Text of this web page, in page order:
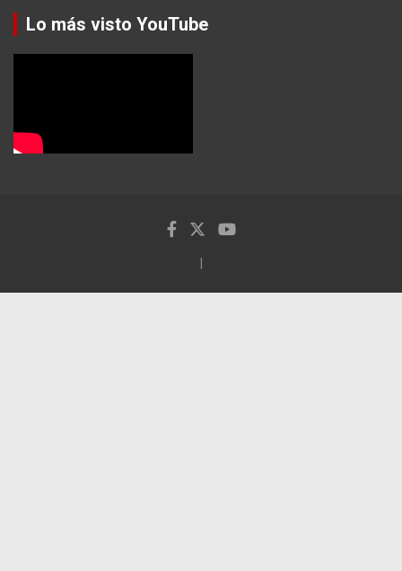
Lo más visto YouTube